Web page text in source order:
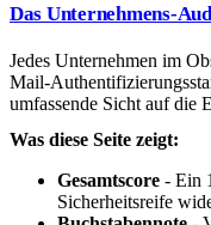
Das Unternehmens-
Jedes Unternehmen im
Mail-
umfassende Sicht auf die
Was diese Seite zeigt:
Gesamtscore - Ein
Sicherheitsreife